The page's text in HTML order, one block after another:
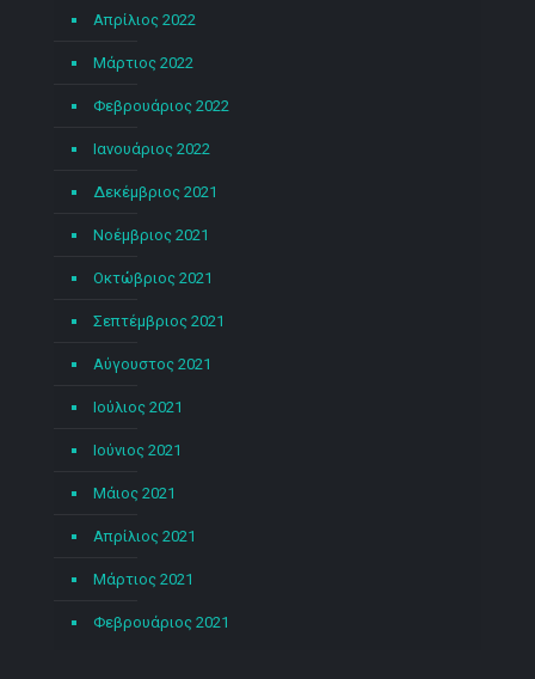
Απρίλιος 2022
Μάρτιος 2022
Φεβρουάριος 2022
Ιανουάριος 2022
Δεκέμβριος 2021
Νοέμβριος 2021
Οκτώβριος 2021
Σεπτέμβριος 2021
Αύγουστος 2021
Ιούλιος 2021
Ιούνιος 2021
Μάιος 2021
Απρίλιος 2021
Μάρτιος 2021
Φεβρουάριος 2021